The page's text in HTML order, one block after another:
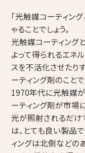
「光触媒コーティン
ゃることでしょう。
光触媒コーティング
よって得られるエネ
スを不活化させたり
ーティング剤のことで
1970年代に光触媒
ーティング剤が市場
光が照射されるだけ
は、とても良い製品
ィングは北側などの